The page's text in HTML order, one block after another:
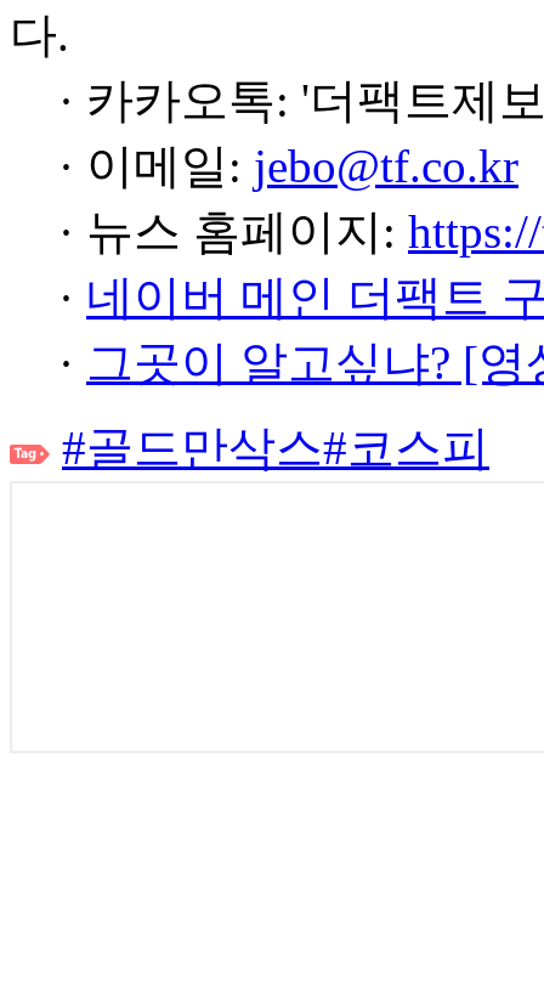
다.
· 카카오톡: '더팩트제
· 이메일: jebo@tf.co.kr
· 뉴스 홈페이지:
· 네이버 메인 더팩트
· 그곳이 알고싶냐? [
#골드만삭스#코스피